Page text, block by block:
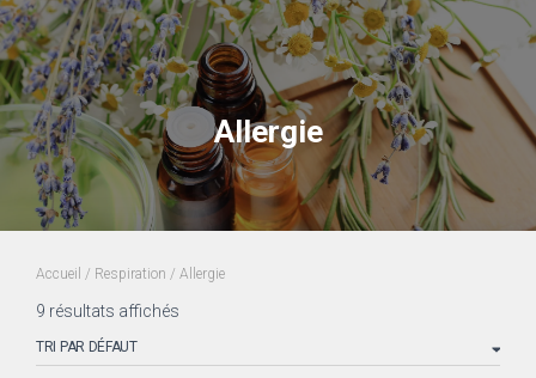
Allergie
Accueil / Respiration / Allergie
9 résultats affichés